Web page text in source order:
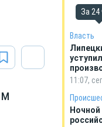
За 24
Власть
11:07,